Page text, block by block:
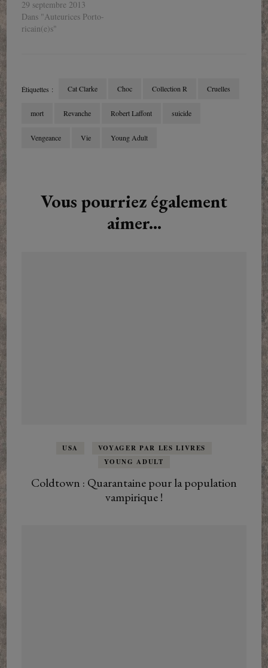
29 septembre 2013
Dans "Auteurices Porto-
ricain(e)s"
Étiquettes : Cat Clarke Choc Collection R Cruelles
mort Revanche Robert Laffont suicide
Vengeance Vie Young Adult
Vous pourriez également
aimer...
USA
VOYAGER PAR LES LIVRES
YOUNG ADULT
Coldtown : Quarantaine pour la population
vampirique !